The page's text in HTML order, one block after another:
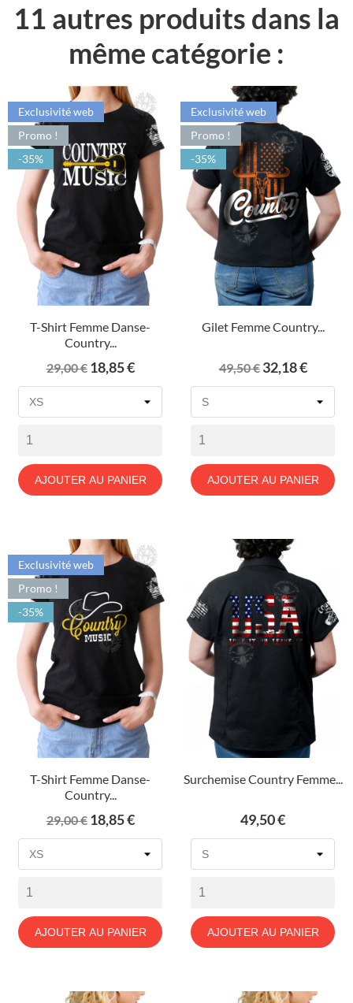
11 autres produits dans la
même catégorie :
T-Shirt Femme Danse-
Country...
Prix
de
29,00 € Prix
18,85 €
AJOUTER AU PANIER
Exclusivité web
Promo !
-35%
Gilet Femme Country...
Prix
de
49,50 € Prix
32,18 €
AJOUTER AU PANIER
Exclusivité web
Promo !
-35%
T-Shirt Femme Danse-
Country...
Prix
de
29,00 € Prix
18,85 €
AJOUTER AU PANIER
Exclusivité web
Promo !
-35%
Surchemise Country Femme...
Prix
49,50 €
AJOUTER AU PANIER